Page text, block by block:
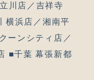
川店／吉祥寺
横浜店／湘南平
ーンシティ店／
■千葉 幕張新都